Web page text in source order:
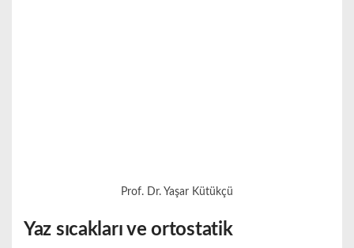
Prof. Dr. Yaşar Kütükçü
Yaz sıcakları ve ortostatik